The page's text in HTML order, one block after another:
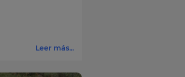
Leer más...